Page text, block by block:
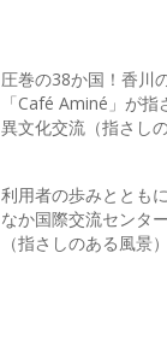
圧巻の38か国！香川
「Café Aminé」が
異文化交流（指さし
利用者の歩みととも
なか国際交流センタ
（指さしのある風景）